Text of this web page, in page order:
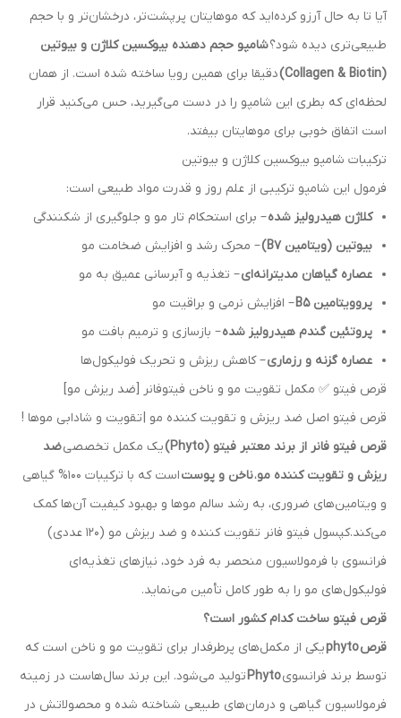
آیا تا به حال آرزو کرده‌اید که موهایتان پرپشت‌تر، درخشان‌تر و با حجم
طبیعی‌تری دیده شود؟شامپو حجم دهنده بیوکسین کلاژن و بیوتین
(Collagen & Biotin)
دقیقا برای همین رویا ساخته شده است. از همان
لحظه‌ای که بطری این شامپو را در دست می‌گیرید، حس می‌کنید قرار
است اتفاق خوبی برای موهایتان بیفتد.
ترکیبات شامپو بیوکسین کلاژن و بیوتین
فرمول این شامپو ترکیبی از علم روز و قدرت مواد طبیعی است:
کلاژن هیدرولیز شده– برای استحکام تار مو و جلوگیری از شکنندگی
بیوتین (ویتامین B7)
– محرک رشد و افزایش ضخامت مو
عصاره گیاهان مدیترانه‌ای– تغذیه و آبرسانی عمیق به مو
پروویتامین B5
– افزایش نرمی و براقیت مو
پروتئین گندم هیدرولیز شده– بازسازی و ترمیم بافت مو
عصاره گزنه و رزماری– کاهش ریزش و تحریک فولیکول‌ها
قرص فیتو ✅ مکمل تقویت مو و ناخن فیتوفانر [ضد ریزش مو]
قرص فیتو اصل ضد ريزش و تقويت كننده مو | تقویت و شادابی موها !
قرص فیتو فانر از برند معتبر فیتو (Phyto)
یک مکمل تخصصیضد
ریزش و تقویت کننده مو،ناخن و پوست
است که با ترکیبات 100% گیاهی
و ویتامین‌های ضروری، به رشد سالم موها و بهبود کیفیت آن‌ها کمک
می‌کند.کپسول فیتو فانر تقویت کننده و ضد ریزش مو (120 عددی)
فرانسوی با فرمولاسیون منحصر به فرد خود، نیازهای تغذیه‌ای
فولیکول‌های مو را به طور کامل تأمین می‌نماید.
قرص فیتو ساخت کدام کشور است؟
قرص
یکی از مکمل‌های پرطرفدار برای تقویت مو و ناخن است که
توسط برند فرانسویPhytoتولید می‌شود. این برند سال‌هاست در زمینه
فرمولاسیون گیاهی و درمان‌های طبیعی شناخته شده و محصولاتش در